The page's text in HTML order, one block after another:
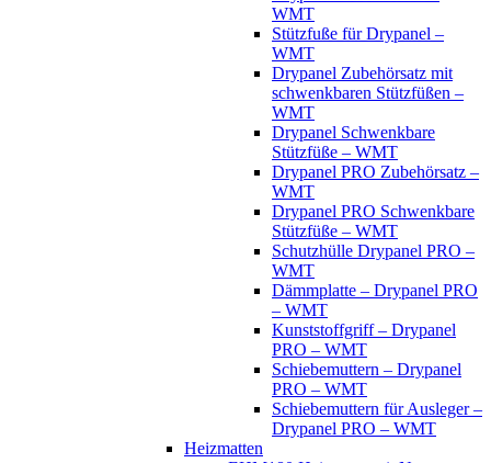
WMT
Stützfuße für Drypanel –
WMT
Drypanel Zubehörsatz mit
schwenkbaren Stützfüßen –
WMT
Drypanel Schwenkbare
Stützfüße – WMT
Drypanel PRO Zubehörsatz –
WMT
Drypanel PRO Schwenkbare
Stützfüße – WMT
Schutzhülle Drypanel PRO –
WMT
Dämmplatte – Drypanel PRO
– WMT
Kunststoffgriff – Drypanel
PRO – WMT
Schiebemuttern – Drypanel
PRO – WMT
Schiebemuttern für Ausleger –
Drypanel PRO – WMT
Heizmatten